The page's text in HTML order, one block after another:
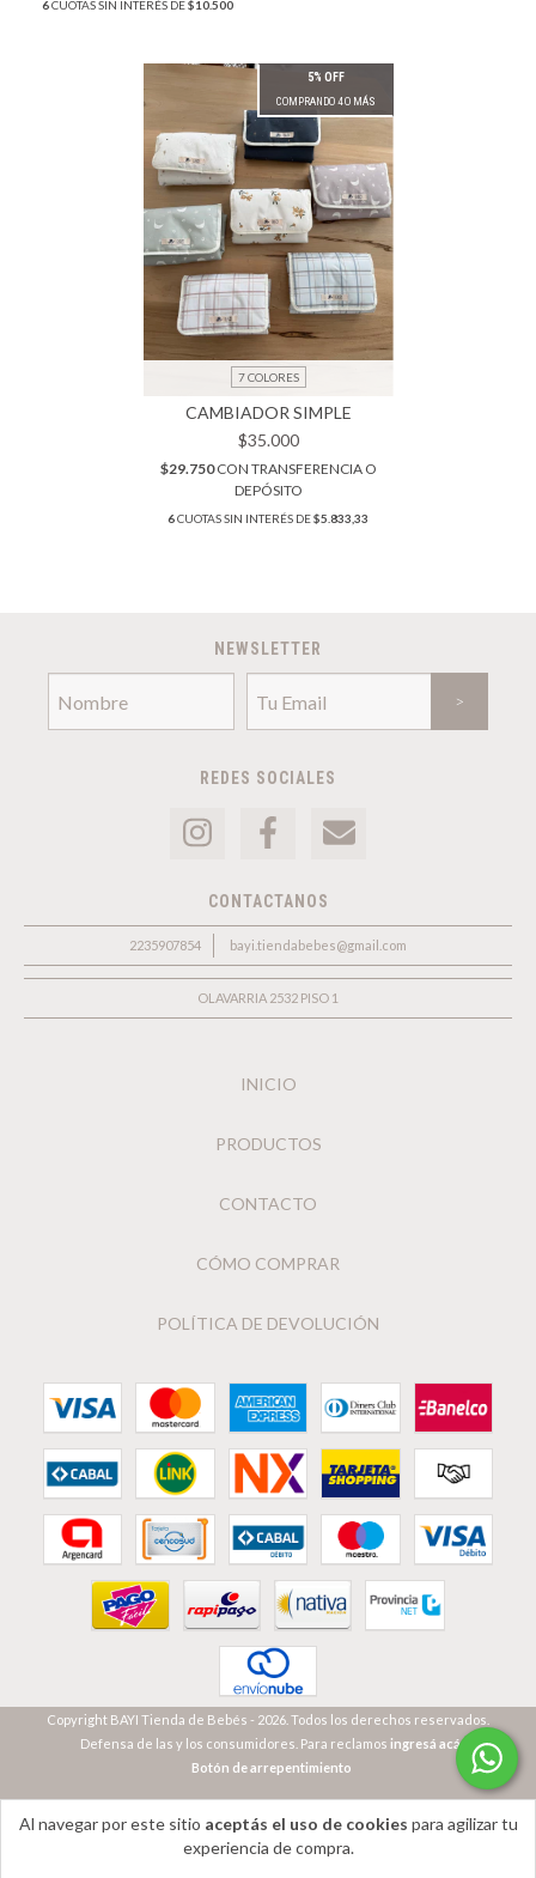
Al navegar por este sitio aceptás el uso de cookies para agilizar tu
experiencia de compra.
6CUOTAS SIN INTERÉS DE$10.500
5% OFF
COMPRANDO 4 O MÁS
7 COLORES
CAMBIADOR SIMPLE
$35.000
$29.750CON TRANSFERENCIA O
DEPÓSITO
6CUOTAS SIN INTERÉS DE$5.833,33
NEWSLETTER
REDES SOCIALES
CONTACTANOS
2235907854 bayi.tiendabebes@gmail.com
OLAVARRIA 2532 PISO 1
INICIO
PRODUCTOS
CONTACTO
CÓMO COMPRAR
POLÍTICA DE DEVOLUCIÓN
Copyright BAYI Tienda de Bebés - 2026. Todos los derechos reservados.
Defensa de las y los consumidores. Para reclamos ingresá acá.
Botón de arrepentimiento